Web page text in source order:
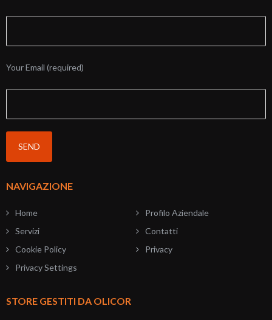
Your Email (required)
NAVIGAZIONE
Home
Profilo Aziendale
Servizi
Contatti
Cookie Policy
Privacy
Privacy Settings
STORE GESTITI DA OLICOR